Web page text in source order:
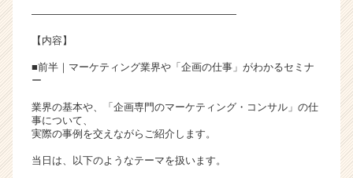
e
――――――――――――――――――――
【内容】
■前半｜マーケティング業界や「企画の仕事」がわかるセミナ
ー
業界の基本や、「企画専門のマーケティング・コンサル」の仕
事について、
実際の事例を交えながらご紹介します。
当日は、以下のようなテーマを扱います。